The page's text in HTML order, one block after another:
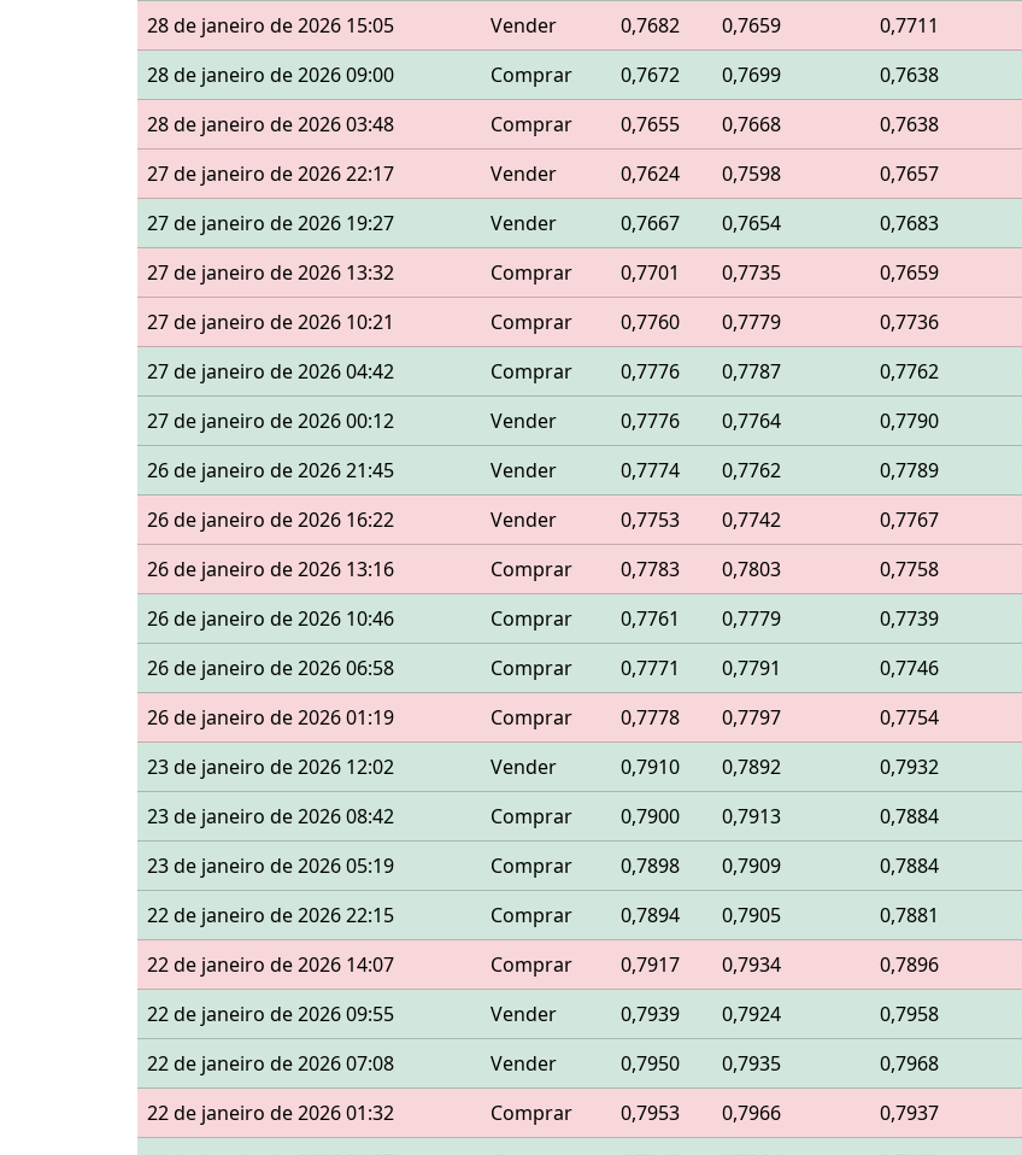
28 de janeiro de 2026 15:05
Vender 0,7682 0,7659 0,7711
28 de janeiro de 2026 09:00
Comprar 0,7672 0,7699 0,7638
28 de janeiro de 2026 03:48
Comprar 0,7655 0,7668 0,7638
27 de janeiro de 2026 22:17
Vender 0,7624 0,7598 0,7657
27 de janeiro de 2026 19:27
Vender 0,7667 0,7654 0,7683
27 de janeiro de 2026 13:32
Comprar 0,7701 0,7735 0,7659
27 de janeiro de 2026 10:21
Comprar 0,7760 0,7779 0,7736
27 de janeiro de 2026 04:42
Comprar 0,7776 0,7787 0,7762
27 de janeiro de 2026 00:12
Vender 0,7776 0,7764 0,7790
26 de janeiro de 2026 21:45
Vender 0,7774 0,7762 0,7789
26 de janeiro de 2026 16:22
Vender 0,7753 0,7742 0,7767
26 de janeiro de 2026 13:16
Comprar 0,7783 0,7803 0,7758
26 de janeiro de 2026 10:46
Comprar 0,7761 0,7779 0,7739
26 de janeiro de 2026 06:58
Comprar 0,7771 0,7791 0,7746
26 de janeiro de 2026 01:19
Comprar 0,7778 0,7797 0,7754
23 de janeiro de 2026 12:02
Vender 0,7910 0,7892 0,7932
23 de janeiro de 2026 08:42
Comprar 0,7900 0,7913 0,7884
23 de janeiro de 2026 05:19
Comprar 0,7898 0,7909 0,7884
22 de janeiro de 2026 22:15
Comprar 0,7894 0,7905 0,7881
22 de janeiro de 2026 14:07
Comprar 0,7917 0,7934 0,7896
22 de janeiro de 2026 09:55
Vender 0,7939 0,7924 0,7958
22 de janeiro de 2026 07:08
Vender 0,7950 0,7935 0,7968
22 de janeiro de 2026 01:32
Comprar 0,7953 0,7966 0,7937